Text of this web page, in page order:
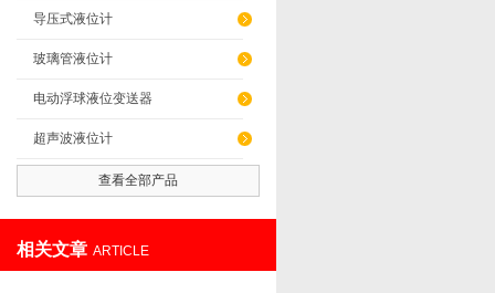
导压式液位计
玻璃管液位计
电动浮球液位变送器
超声波液位计
查看全部产品
相关文章 ARTICLE